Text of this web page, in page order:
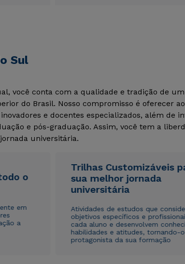
Sul
você conta com a qualidade e tradição de
do Brasil. Nosso compromisso é oferecer
e docentes especializados, além de
e pós-graduação. Assim, você tem a
universitária.
o
em
a
Trilhas Customizáveis
sua melhor jornada
universitária
Atividades de estudos que
objetivos específicos e
cada aluno e desenvolvem
habilidades e atitudes, tornando-o
protagonista da sua formação
WhatsApp
WhatsApp